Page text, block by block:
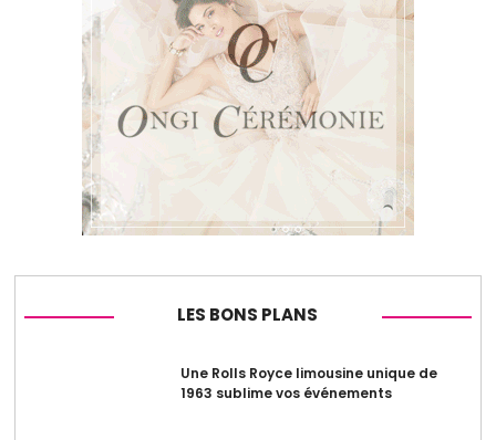
LES BONS PLANS
Une Rolls Royce limousine unique de
1963 sublime vos événements